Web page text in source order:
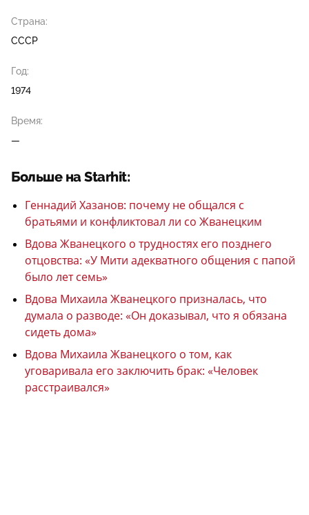
Страна:
СССР
Год:
1974
Время:
—
Больше на Starhit:
Геннадий Хазанов: почему не общался с
братьями и конфликтовал ли со Жванецким
Вдова Жванецкого о трудностях его позднего
отцовства: «У Мити адекватного общения с папой
было лет семь»
Вдова Михаила Жванецкого призналась, что
думала о разводе: «Он доказывал, что я обязана
сидеть дома»
Вдова Михаила Жванецкого о том, как
уговаривала его заключить брак: «Человек
расстраивался»